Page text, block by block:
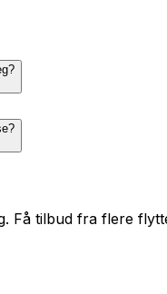
Få tilbud fra flere